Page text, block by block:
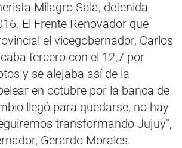
Milagro Sala, detenida
El Frente Renovador que
el vicegobernador, Carlos
tercero con el 12,7 por
y se alejaba así de la
en octubre por la banca de
llegó para quedarse, no hay
transformando Jujuy",
Gerardo Morales.